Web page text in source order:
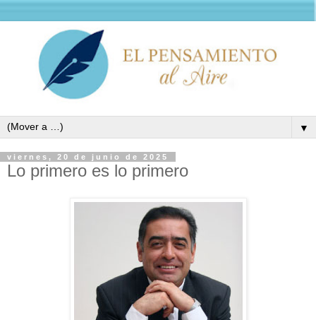
▼
viernes, 20 de junio de 2025
Lo primero es lo primero